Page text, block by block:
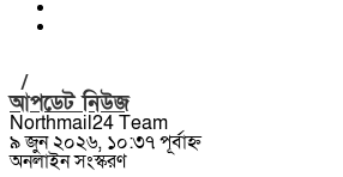
/
আপডেট নিউজ
Northmail24 Team
৯ জুন ২০২৬, ১০:৩৭ পূর্বাহ্ন
অনলাইন সংস্করণ